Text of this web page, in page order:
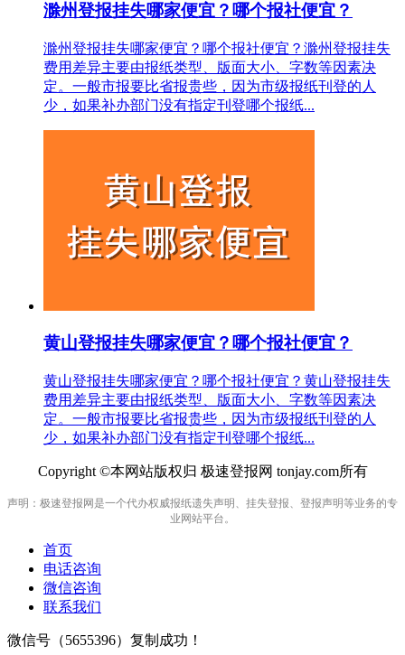
滁州登报挂失哪家便宜？哪个报社便宜？
滁州登报挂失哪家便宜？哪个报社便宜？滁州登报挂失
费用差异主要由报纸类型、版面大小、字数等因素决
定。一般市报要比省报贵些，因为市级报纸刊登的人
少，如果补办部门没有指定刊登哪个报纸...
黄山登报挂失哪家便宜？哪个报社便宜？
黄山登报挂失哪家便宜？哪个报社便宜？黄山登报挂失
费用差异主要由报纸类型、版面大小、字数等因素决
定。一般市报要比省报贵些，因为市级报纸刊登的人
少，如果补办部门没有指定刊登哪个报纸...
Copyright ©本网站版权归 极速登报网 tonjay.com所有
声明：极速登报网是一个代办权威报纸遗失声明、挂失登报、登报声明等业务的专
业网站平台。
首页
电话咨询
微信咨询
联系我们
微信号（5655396）复制成功！